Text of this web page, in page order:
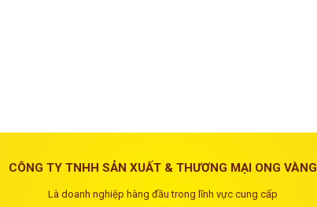
CÔNG TY TNHH SẢN XUẤT & THƯƠNG MẠI ONG VÀNG
Là doanh nghiệp hàng đầu trong lĩnh vực cung cấp